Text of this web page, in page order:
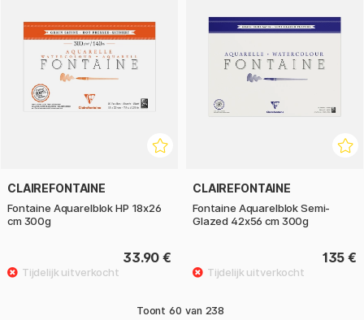
CLAIREFONTAINE
Fontaine Aquarelblok HP 18x26
cm 300g
33.90 €
CLAIREFONTAINE
Fontaine Aquarelblok Semi-
Glazed 42x56 cm 300g
135 €
Toont 60 van 238